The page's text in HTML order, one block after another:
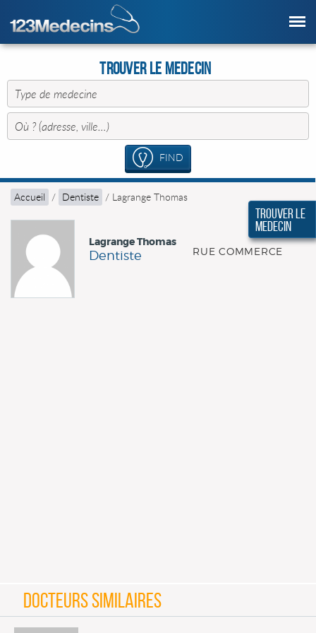
Trouver le Medecin
FIND
Accueil / Dentiste / Lagrange Thomas
Lagrange Thomas
Dentiste RUE COMMERCE
DOCTEURS SIMILAIRES
Trouver le
Medecin